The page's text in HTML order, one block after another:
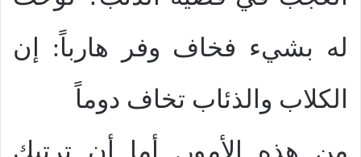
له بشيء فخاف وفر هارباً: إن
الكلاب والذئاب تخاف دوماً
من هذه الأمور. أما أن ترتبك